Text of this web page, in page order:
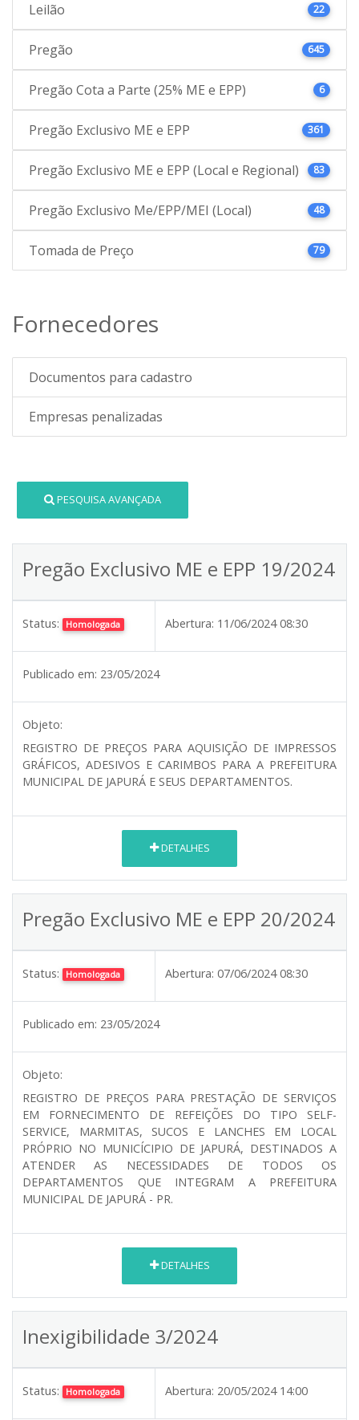
Leilão 22
Pregão 645
Pregão Cota a Parte (25% ME e EPP) 6
Pregão Exclusivo ME e EPP 361
Pregão Exclusivo ME e EPP (Local e Regional) 83
Pregão Exclusivo Me/EPP/MEI (Local) 48
Tomada de Preço 79
Fornecedores
Documentos para cadastro
Empresas penalizadas
PESQUISA AVANÇADA
Pregão Exclusivo ME e EPP 19/2024
Status: Homologada Abertura: 11/06/2024 08:30
Publicado em: 23/05/2024
Objeto:
REGISTRO DE PREÇOS PARA AQUISIÇÃO DE IMPRESSOS
GRÁFICOS, ADESIVOS E CARIMBOS PARA A PREFEITURA
MUNICIPAL DE JAPURÁ E SEUS DEPARTAMENTOS.
DETALHES
Pregão Exclusivo ME e EPP 20/2024
Status: Homologada Abertura: 07/06/2024 08:30
Publicado em: 23/05/2024
Objeto:
REGISTRO DE PREÇOS PARA PRESTAÇÃO DE SERVIÇOS
EM FORNECIMENTO DE REFEIÇÕES DO TIPO SELF-
SERVICE, MARMITAS, SUCOS E LANCHES EM LOCAL
PRÓPRIO NO MUNICÍCIPIO DE JAPURÁ, DESTINADOS A
ATENDER AS NECESSIDADES DE TODOS OS
DEPARTAMENTOS QUE INTEGRAM A PREFEITURA
MUNICIPAL DE JAPURÁ - PR.
DETALHES
Inexigibilidade 3/2024
Status: Homologada Abertura: 20/05/2024 14:00